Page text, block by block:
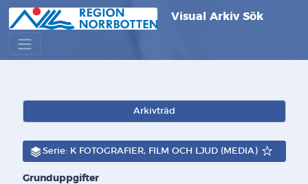
Visual Arkiv Sök
Arkivträd
Serie: K FOTOGRAFIER, FILM OCH LJUD (MEDIA)
Grunduppgifter